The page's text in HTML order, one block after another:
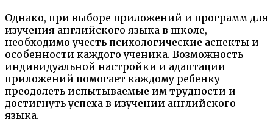
Однако, при выборе приложений и программ для
изучения английского языка в школе,
необходимо учесть психологические аспекты и
особенности каждого ученика. Возможность
индивидуальной настройки и адаптации
приложений помогает каждому ребенку
преодолеть испытываемые им трудности и
достигнуть успеха в изучении английского
языка.